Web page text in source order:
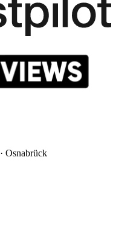
· Osnabrück